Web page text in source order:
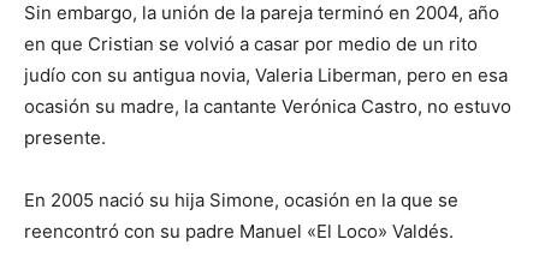
Sin embargo, la unión de la pareja terminó en 2004, año
en que Cristian se volvió a casar por medio de un rito
judío con su antigua novia, Valeria Liberman, pero en esa
ocasión su madre, la cantante Verónica Castro, no estuvo
presente.
En 2005 nació su hija Simone, ocasión en la que se
reencontró con su padre Manuel «El Loco» Valdés.